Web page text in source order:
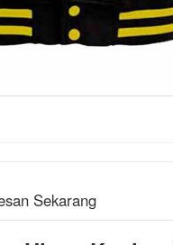
Sekarang